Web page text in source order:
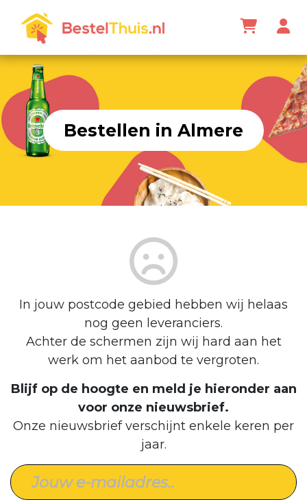
Bestellen in Almere
In jouw postcode gebied hebben wij helaas
nog geen leveranciers.
Achter de schermen zijn wij hard aan het
werk om het aanbod te vergroten.
Blijf op de hoogte en meld je hieronder aan
voor onze nieuwsbrief.
Onze nieuwsbrief verschijnt enkele keren per
jaar.